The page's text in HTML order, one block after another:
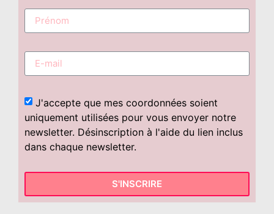
J'accepte que mes coordonnées soient
uniquement utilisées pour vous envoyer notre
newsletter. Désinscription à l'aide du lien inclus
dans chaque newsletter.
S'INSCRIRE